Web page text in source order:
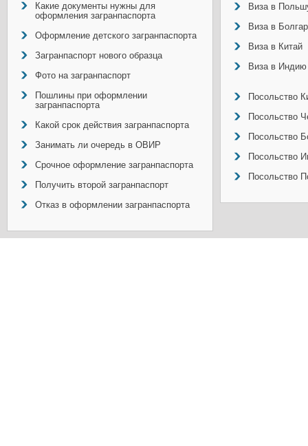
Какие документы нужны для
оформления загранпаспорта
Оформление детского загранпаспорта
Загранпаспорт нового образца
Фото на загранпаспорт
Пошлины при оформлении
загранпаспорта
Какой срок действия загранпаспорта
Занимать ли очередь в ОВИР
Срочное оформление загранпаспорта
Получить второй загранпаспорт
Отказ в оформлении загранпаспорта
Виза в
Виза в
Виза в Китай
Виза в Индию
Посольство
Посольство
Посольство
Посольство
Посольство